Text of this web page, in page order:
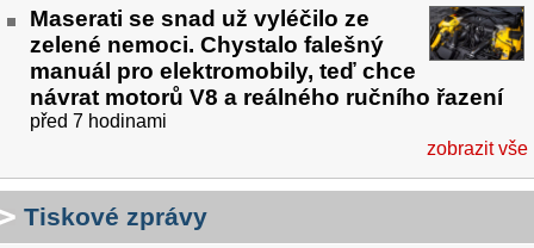
Maserati se snad už vyléčilo ze
zelené nemoci. Chystalo falešný
manuál pro elektromobily, teď chce
návrat motorů V8 a reálného ručního řazení
před 7 hodinami
zobrazit vše
Tiskové zprávy